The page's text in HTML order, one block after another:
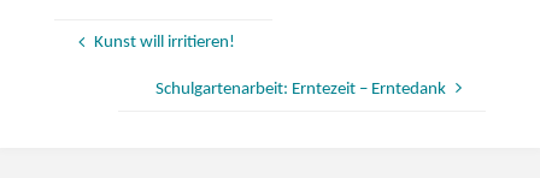
Kunst will irritieren!
Schulgartenarbeit: Erntezeit – Erntedank